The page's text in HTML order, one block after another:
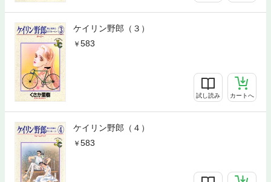
ケイリン野郎（３）
583
試し読み カートへ
ケイリン野郎（４）
583